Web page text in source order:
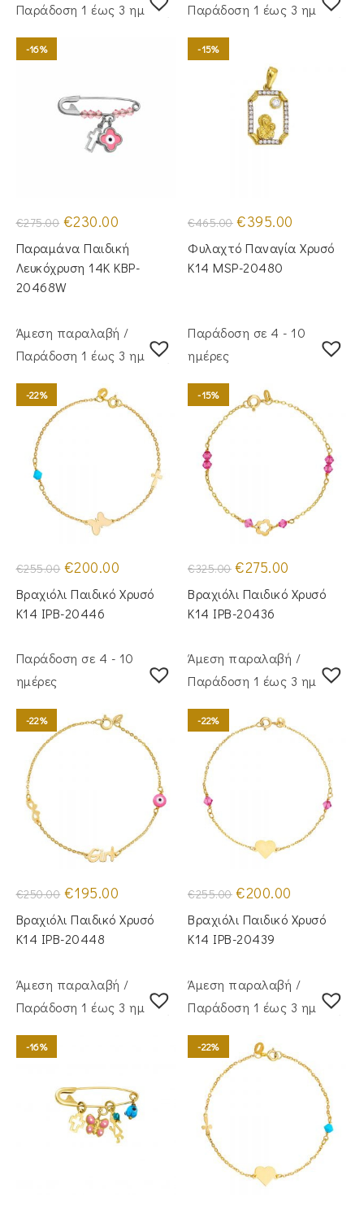
Παράδoση 1 έως 3 ημέρες
-16%
€275.00 Original
price
was:
€275.00.
€230.00
τιμή
είναι:
€230.00.
Παραμάνα Παιδική
Λευκόχρυση 14Κ KBP-
20468W
Παράδoση 1 έως 3 ημέρες
-15%
€465.00 Original
price
was:
€465.00.
€395.00
τιμή
είναι:
Φυλαχτό Παναγία Χρυσό
Κ14 MSP-20480
Άμεση παραλαβή /
Παράδoση 1 έως 3 ημέρες
-22%
€255.00 Original
price
was:
€255.00.
€200.00
τιμή
είναι:
Βραχιόλι Παιδικό Χρυσό
Κ14 IPB-20446
Παράδοση σε 4 - 10
ημέρες
-15%
€325.00 Original
price
was:
€325.00.
€275.00
τιμή
είναι:
Βραχιόλι Παιδικό Χρυσό
Κ14 IPB-20436
Παράδοση σε 4 - 10
ημέρες
-22%
€250.00 Original
price
was:
€250.00.
€195.00
τιμή
είναι:
Βραχιόλι Παιδικό Χρυσό
Κ14 IPB-20448
Άμεση παραλαβή /
Παράδoση 1 έως 3 ημέρες
-22%
€255.00 Original
price
was:
€255.00.
€200.00
τιμή
είναι:
Βραχιόλι Παιδικό Χρυσό
Κ14 IPB-20439
Άμεση παραλαβή /
Παράδoση 1 έως 3 ημέρες
-16%
Άμεση παραλαβή /
Παράδoση 1 έως 3 ημέρες
-22%